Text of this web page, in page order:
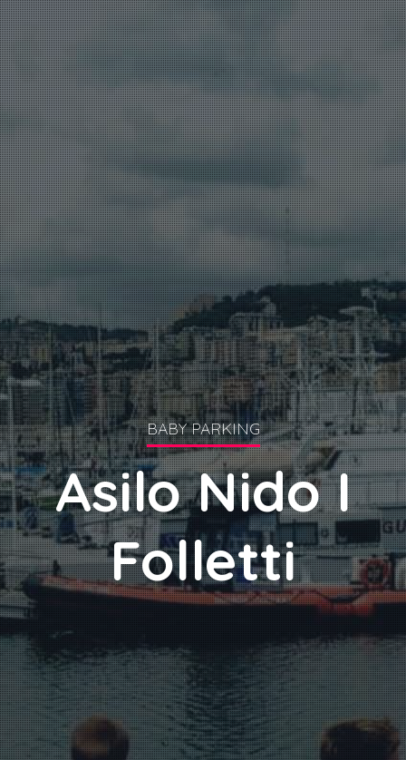
BABY PARKING
Asilo Nido I
Folletti